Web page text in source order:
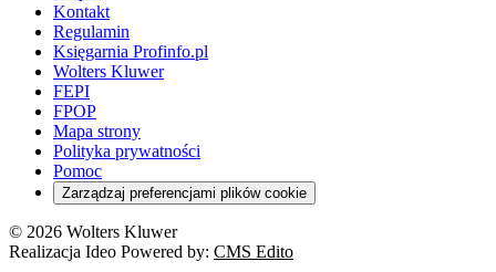
Kontakt
Regulamin
Księgarnia Profinfo.pl
Wolters Kluwer
FEPI
FPOP
Mapa strony
Polityka prywatności
Pomoc
Zarządzaj preferencjami plików cookie
© 2026 Wolters Kluwer
Realizacja Ideo Powered by: CMS Edito